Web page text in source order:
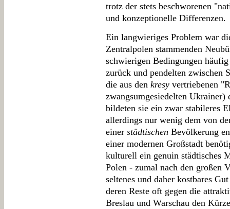
trotz der stets beschworenen
und konzeptionelle Differenzen.
Ein langwieriges Problem war
Zentralpolen stammenden
schwierigen Bedingungen
zurück und pendelten zwischen
die aus den kresy vertriebenen
zwangsumgesiedelten
bildeten sie ein zwar stabileres
allerdings nur wenig dem von
einer städtischen Bevölkerung
einer modernen Großstadt
kulturell ein genuin städtisches
Polen - zumal nach den großen
seltenes und daher kostbares
deren Reste oft gegen die
Breslau und Warschau den